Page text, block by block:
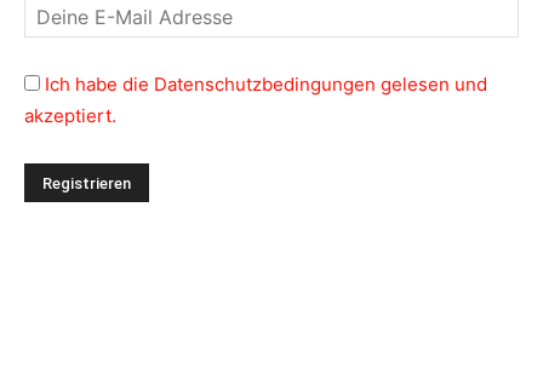
Ich habe die Datenschutzbedingungen gelesen und
akzeptiert.